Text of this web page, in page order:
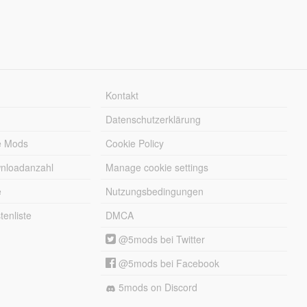
Mods
Kontakt
Datenschutzerklärung
Cookie Policy
Manage cookie settings
Nutzungsbedingungen
DMCA
@5mods bei Twitter
@5mods bei Facebook
5mods on Discord